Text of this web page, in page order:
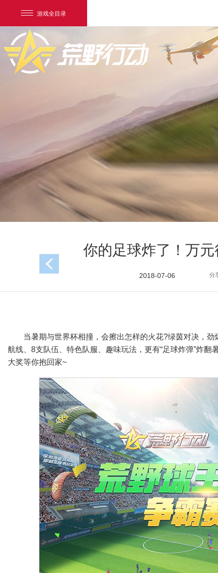
游戏全目录
网易游戏
游戏爱好者
你的足球炸了！万
2018-07-06 分
当暑期与世界杯相撞，会擦出怎样的火花?绿茵对决，劲
航线、8支队伍、特色队服、趣味玩法，更有“足球炸弹”炸翻
大奖等你抱回家~